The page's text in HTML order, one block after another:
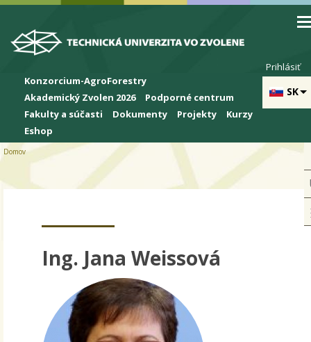
Skip to cookies
Skip to navigation
Skočiť na hlavný obsah
SK
Prihlásiť
Konzorcium-AgroForestry
Akademický Zvolen 2026
Podporné centrum
Fakulty a súčasti
Dokumenty Projekty
Kurzy
Eshop
Domov
Ing. Jana Weissová